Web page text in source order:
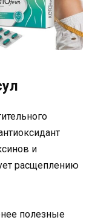
и
расщеплению
полезные